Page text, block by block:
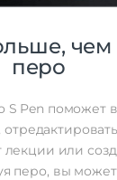
чем
перо
S Pen поможет
лекции или
перо, вы